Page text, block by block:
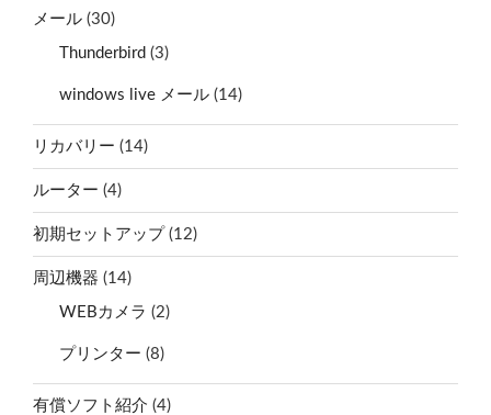
メール (30)
Thunderbird (3)
windows live メール (14)
リカバリー (14)
ルーター (4)
初期セットアップ(12)
周辺機器 (14)
WEBカメラ (2)
プリンター (8)
有償ソフト紹介 (4)